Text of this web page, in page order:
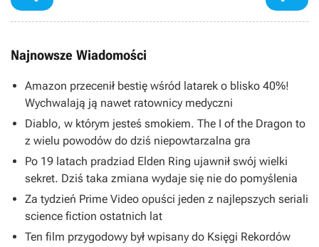
Najnowsze Wiadomości
Amazon przecenił bestię wśród latarek o blisko 40%!
Wychwalają ją nawet ratownicy medyczni
Diablo, w którym jesteś smokiem. The I of the Dragon to
z wielu powodów do dziś niepowtarzalna gra
Po 19 latach pradziad Elden Ring ujawnił swój wielki
sekret. Dziś taka zmiana wydaje się nie do pomyślenia
Za tydzień Prime Video opuści jeden z najlepszych seriali
science fiction ostatnich lat
Ten film przygodowy był wpisany do Księgi Rekordów